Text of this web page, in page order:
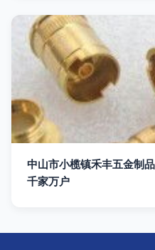
中山市小榄镇禾丰五金制
千家万户